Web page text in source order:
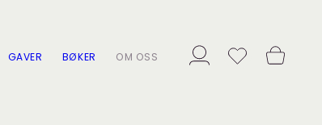
GAVER BØKER OM OSS